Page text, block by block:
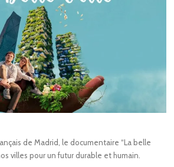
de Madrid, le documentaire “La belle
villes pour un futur durable et humain.